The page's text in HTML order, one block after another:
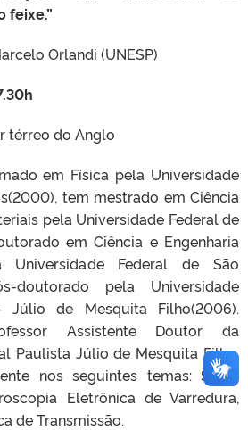
feixe.”
Orlandi (UNESP)
térreo do Anglo
em Física pela Universidade
tem mestrado em Ciência
pela Universidade Federal de
em Ciência e Engenharia
Universidade Federal de São
doutorado pela Universidade
Júlio de Mesquita Filho(2006).
Assistente Doutor da
Paulista Júlio de Mesquita Filho.
nos seguintes temas: SnO2,
Eletrônica de Varredura,
de Transmissão.